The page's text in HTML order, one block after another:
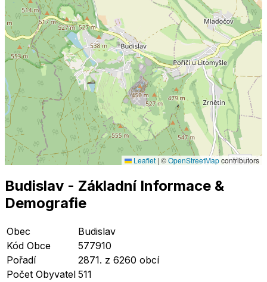
Leaflet | ©OpenStreetMapcontributors
Budislav - Základní Informace &
Demografie
Obec
Budislav
Kód Obce
577910
Pořadí
2871. z 6260 obcí
Počet Obyvatel 511